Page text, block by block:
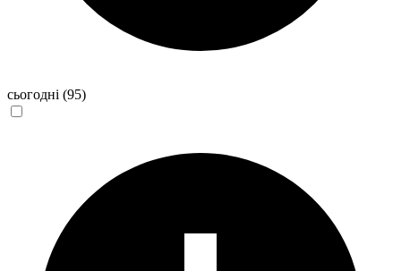
сьогодні (95)